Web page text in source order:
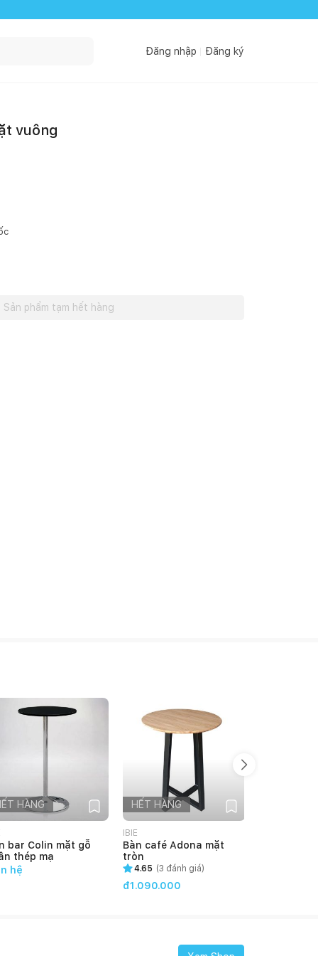
Đăng nhập Đăng ký
vuông
Sản phẩm tạm hết hàng
HÀNG
bar Colin mặt gỗ
thép mạ
hệ
HẾT HÀNG
IBIE
Bàn café Adona mặt
tròn
4.65 (3 đánh giá)
đ1.090.000